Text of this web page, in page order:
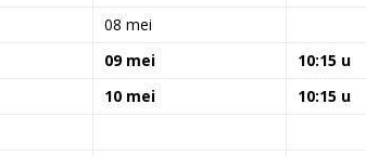
08 mei
09 mei 10:15 u
10 mei 10:15 u